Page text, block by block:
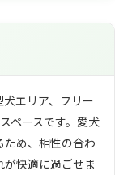
エリア、フリー
ペースです。愛犬
め、相性の合わ
快適に過ごせま